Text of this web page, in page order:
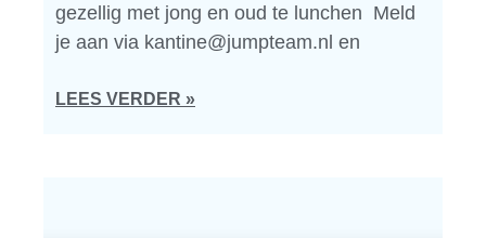
gezellig met jong en oud te lunchen Meld
je aan via kantine@jumpteam.nl en
LEES VERDER »